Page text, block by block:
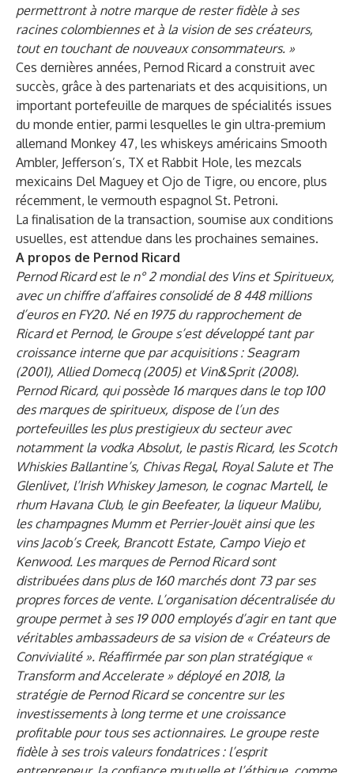
permettront à notre marque de rester fidèle à ses
racines colombiennes et à la vision de ses créateurs,
tout en touchant de nouveaux consommateurs. »
Ces dernières années, Pernod Ricard a construit avec
succès, grâce à des partenariats et des acquisitions, un
important portefeuille de marques de spécialités issues
du monde entier, parmi lesquelles le gin ultra-premium
allemand Monkey 47, les whiskeys américains Smooth
Ambler, Jefferson’s, TX et Rabbit Hole, les mezcals
mexicains Del Maguey et Ojo de Tigre, ou encore, plus
récemment, le vermouth espagnol St. Petroni.
La finalisation de la transaction, soumise aux conditions
usuelles, est attendue dans les prochaines semaines.
A propos de Pernod Ricard
Pernod Ricard est le n° 2 mondial des Vins et Spiritueux,
avec un chiffre d’affaires consolidé de 8 448 millions
d’euros en FY20. Né en 1975 du rapprochement de
Ricard et Pernod, le Groupe s’est développé tant par
croissance interne que par acquisitions : Seagram
(2001), Allied Domecq (2005) et Vin&Sprit (2008).
Pernod Ricard, qui possède 16 marques dans le top 100
des marques de spiritueux, dispose de l’un des
portefeuilles les plus prestigieux du secteur avec
notamment la vodka Absolut, le pastis Ricard, les Scotch
Whiskies Ballantine’s, Chivas Regal, Royal Salute et The
Glenlivet, l’Irish Whiskey Jameson, le cognac Martell, le
rhum Havana Club, le gin Beefeater, la liqueur Malibu,
les champagnes Mumm et Perrier-Jouët ainsi que les
vins Jacob’s Creek, Brancott Estate, Campo Viejo et
Kenwood. Les marques de Pernod Ricard sont
distribuées dans plus de 160 marchés dont 73 par ses
propres forces de vente. L’organisation décentralisée du
groupe permet à ses 19 000 employés d’agir en tant que
véritables ambassadeurs de sa vision de « Créateurs de
Convivialité ». Réaffirmée par son plan stratégique «
Transform and Accelerate » déployé en 2018, la
stratégie de Pernod Ricard se concentre sur les
investissements à long terme et une croissance
profitable pour tous ses actionnaires. Le groupe reste
fidèle à ses trois valeurs fondatrices : l’esprit